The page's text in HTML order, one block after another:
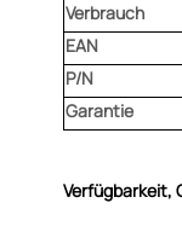
Verbrauch
EAN
P/N
Garantie
Verfügbarkeit,